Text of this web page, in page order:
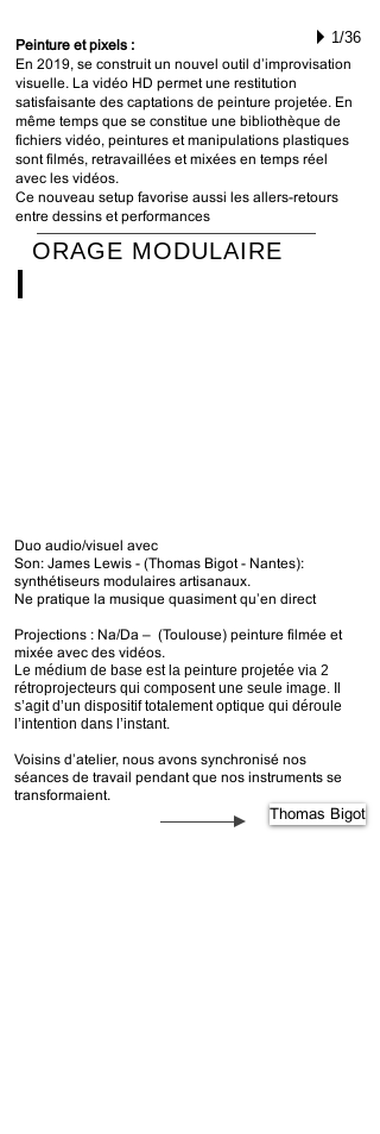
1/36
Peinture et pixels :
En 2019, se construit un nouvel outil d’improvisation
visuelle. La vidéo HD permet une restitution
satisfaisante des captations de peinture projetée. En
même temps que se constitue une bibliothèque de
fichiers vidéo, peintures et manipulations plastiques
sont filmés, retravaillées et mixées en temps réel
avec les vidéos.
Ce nouveau setup favorise aussi les allers-retours
entre dessins et performances
ORAGE MODULAIRE
Duo audio/visuel avec
Son: James Lewis - (Thomas Bigot - Nantes):
synthétiseurs modulaires artisanaux.
Ne pratique la musique quasiment qu’en direct
Projections : Na/Da – (Toulouse) peinture filmée et
mixée avec des vidéos.
Le médium de base est la peinture projetée via 2
rétroprojecteurs qui composent une seule image. Il
s’agit d’un dispositif totalement optique qui déroule
l’intention dans l’instant.
Voisins d’atelier, nous avons synchronisé nos
séances de travail pendant que nos instruments se
transformaient.
Thomas Bigot